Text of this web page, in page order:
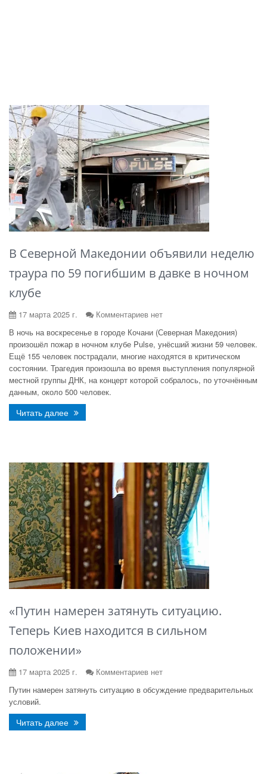
В Северной Македонии объявили неделю
траура по 59 погибшим в давке в ночном
клубе
17 марта 2025 г.
Комментариев нет
В ночь на воскресенье в городе Кочани (Северная Македония)
произошёл пожар в ночном клубе Pulse, унёсший жизни 59 человек.
Ещё 155 человек пострадали, многие находятся в критическом
состоянии. Трагедия произошла во время выступления популярной
местной группы ДНК, на концерт которой собралось, по уточнённым
данным, около 500 человек.
Читать далее
«Путин намерен затянуть ситуацию.
Теперь Киев находится в сильном
положении»
17 марта 2025 г.
Комментариев нет
Путин намерен затянуть ситуацию в обсуждение предварительных
условий.
Читать далее